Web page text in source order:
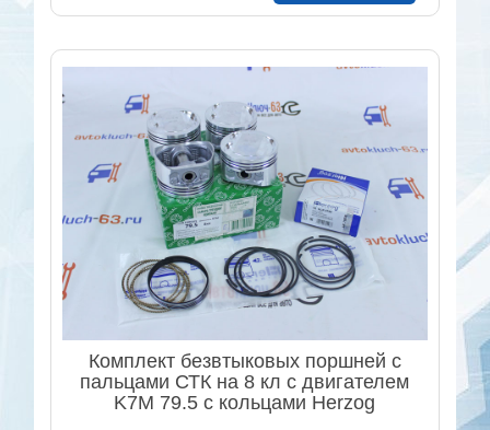
Комплект безвтыковых поршней с
пальцами СТК на 8 кл с двигателем
K7M 79.5 с кольцами Herzog